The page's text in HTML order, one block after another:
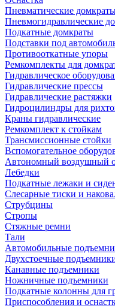
Пневматические
Пневмогидравлические
Подкатные домкраты
Подставки под
Противооткатные упоры
Ремкомплекты для
Гидравлическое
Гидравлические прессы
Гидравлические растяжки
Гидроцилиндры для
Краны гидравлические
Ремкомплект к стойкам
Трансмиссионные стойки
Вспомогательное
Автономный воздушный
Лебедки
Подкатные лежаки и
Слесарные тиски и
Струбцины
Стропы
Стяжные ремни
Тали
Автомобильные
Двухстоечные
Канавные подъемники
Ножничные подъемники
Подкатные колонны для
Приспособления и